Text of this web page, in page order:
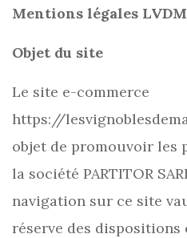
Mentions légales LVDM
Objet du site
Le site e-commerce
https://
objet de promouvoir les
la société PARTITOR
navigation sur ce site
réserve des